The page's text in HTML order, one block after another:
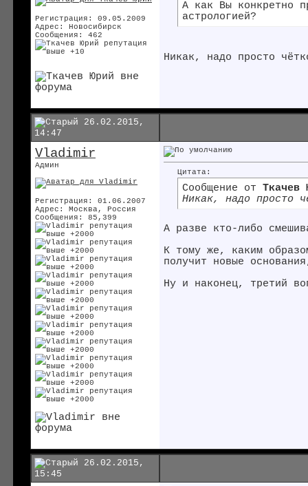
Регистрация: 09.05.2009
Адрес: Новосибирск
Сообщения: 462
А как Вы конкретно
астрологией?
Никак, надо просто
26.02.2015,
14:47
Vladimir
Админ
Регистрация: 01.06.2007
Адрес: Москва, Россия
Сообщения: 85,399
Цитата:
Сообщение от Ткачев
Никак, надо просто
А разве кто-либо
К тому же, каким
получит новые
Ну и наконец, третий
26.02.2015,
15:45